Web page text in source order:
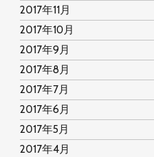
2017年11月
2017年10月
2017年9月
2017年8月
2017年7月
2017年6月
2017年5月
2017年4月